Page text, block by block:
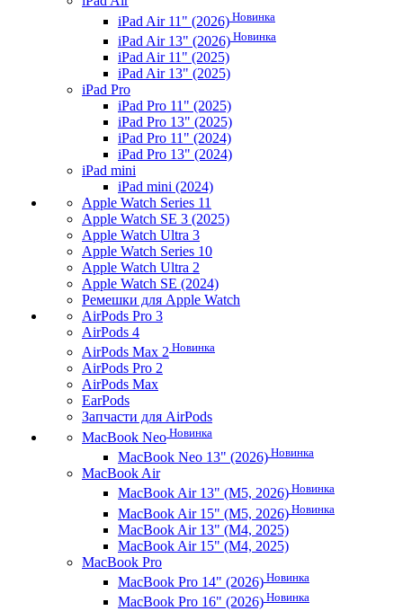
iPad Air 11" (2026) Новинка
iPad Air 13" (2026) Новинка
iPad Air 11" (2025)
iPad Air 13" (2025)
iPad Pro
iPad Pro 11" (2025)
iPad Pro 13" (2025)
iPad Pro 11" (2024)
iPad Pro 13" (2024)
iPad mini
iPad mini (2024)
Apple Watch Series 11
Apple Watch SE 3 (2025)
Apple Watch Ultra 3
Apple Watch Series 10
Apple Watch Ultra 2
Apple Watch SE (2024)
Ремешки для Apple Watch
AirPods Pro 3
AirPods 4
AirPods Max 2 Новинка
AirPods Pro 2
AirPods Max
EarPods
Запчасти для AirPods
MacBook Neo Новинка
MacBook Neo 13" (2026) Новинка
MacBook Air
MacBook Air 13" (M5, 2026) Новинка
MacBook Air 15" (M5, 2026) Новинка
MacBook Air 13" (M4, 2025)
MacBook Air 15" (M4, 2025)
MacBook Pro
MacBook Pro 14" (2026) Новинка
MacBook Pro 16" (2026) Новинка